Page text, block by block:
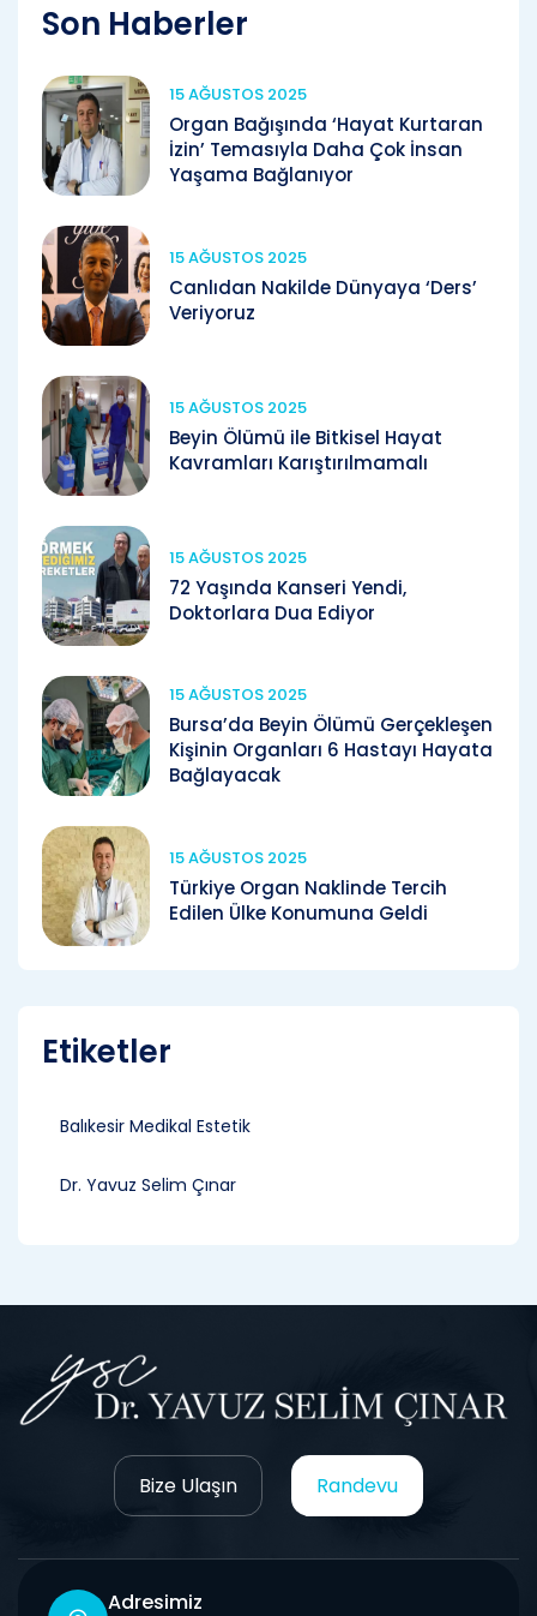
Son Haberler
15 AĞUSTOS 2025
Organ Bağışında ‘Hayat Kurtaran
İzin’ Temasıyla Daha Çok İnsan
Yaşama Bağlanıyor
15 AĞUSTOS 2025
Canlıdan Nakilde Dünyaya ‘Ders’
Veriyoruz
15 AĞUSTOS 2025
Beyin Ölümü ile Bitkisel Hayat
Kavramları Karıştırılmamalı
15 AĞUSTOS 2025
72 Yaşında Kanseri Yendi,
Doktorlara Dua Ediyor
15 AĞUSTOS 2025
Bursa’da Beyin Ölümü Gerçekleşen
Kişinin Organları 6 Hastayı Hayata
Bağlayacak
15 AĞUSTOS 2025
Türkiye Organ Naklinde Tercih
Edilen Ülke Konumuna Geldi
Etiketler
Balıkesir Medikal Estetik
Dr. Yavuz Selim Çınar
Bize Ulaşın Randevu
Adresimiz